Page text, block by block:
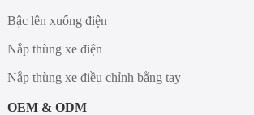
Bậc lên xuống điện
Nắp thùng xe điện
Nắp thùng xe điều chỉnh bằng tay
OEM & ODM